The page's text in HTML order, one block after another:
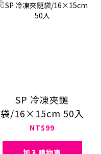
SP 冷凍夾鏈
袋/16×15cm 50入
NT$99